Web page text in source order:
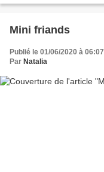
Mini friands
Publié le 01/06/2020 à 06:07
Par Natalia